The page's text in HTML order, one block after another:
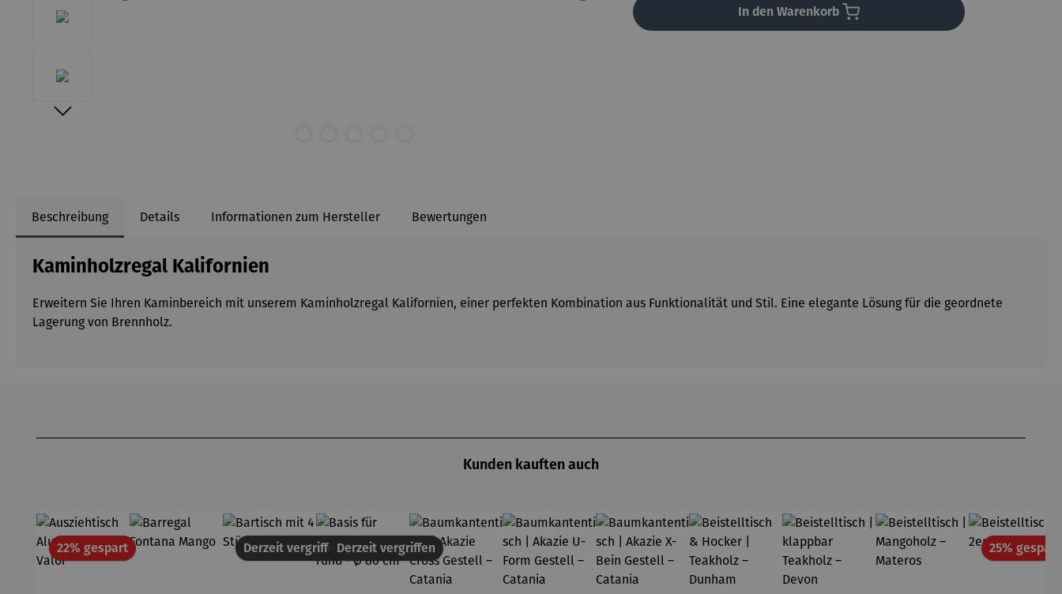
In den Warenkorb
Beschreibung Details Informationen zum Hersteller Bewertungen
Kaminholzregal Kalifornien
Erweitern Sie Ihren Kaminbereich mit unserem Kaminholzregal Kalifornien, einer perfekten Kombination aus Funktionalität und Stil. Eine elegante Lösung für die geordnete
Lagerung von Brennholz.
Kunden kauften auch
22% gespartRabatt Derzeit vergriffenDerzeit vergriffen 25% gespart